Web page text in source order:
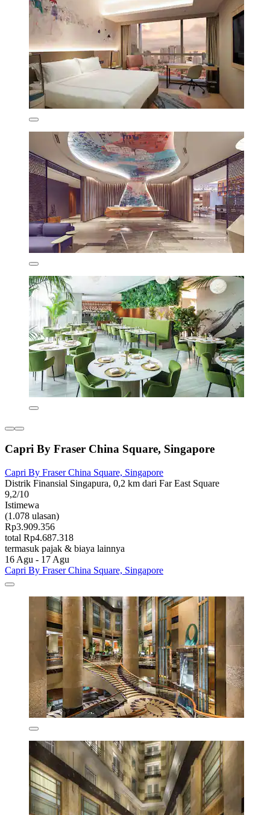
Capri By Fraser China Square, Singapore
Capri By Fraser China Square, Singapore
Distrik Finansial Singapura, 0,2 km dari Far East Square
9,2/10
Istimewa
(1.078 ulasan)
Rp3.909.356
total Rp4.687.318
termasuk pajak & biaya lainnya
16 Agu - 17 Agu
Capri By Fraser China Square, Singapore